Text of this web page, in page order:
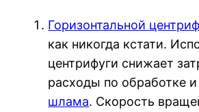
Горизонтальной
как никогда кстати.
центрифуги снижает
расходы по обработке
шлама. Скорость